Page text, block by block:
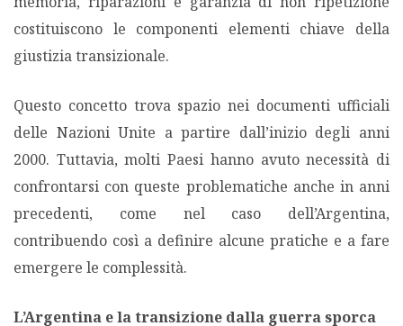
costituiscono le componenti elementi chiave della
giustizia transizionale.
Questo concetto trova spazio nei documenti ufficiali
delle Nazioni Unite a partire dall’inizio degli anni
2000. Tuttavia, molti Paesi hanno avuto necessità di
confrontarsi con queste problematiche anche in anni
precedenti, come nel caso dell’Argentina,
contribuendo così a definire alcune pratiche e a fare
emergere le complessità.
L’Argentina e la transizione dalla guerra sporca